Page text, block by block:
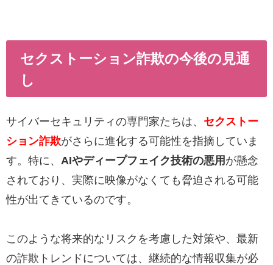
セクストーション詐欺の今後の見通
し
サイバーセキュリティの専門家たちは、 セクストー
ション詐欺がさらに進化する可能性を指摘していま
す。特に、 AIやディープフェイク技術の悪用 が懸念
されており、実際に映像がなくても脅迫される可能
性が出てきているのです。
このような将来的なリスクを考慮した対策や、最新
の詐欺トレンドについては、継続的な情報収集が必